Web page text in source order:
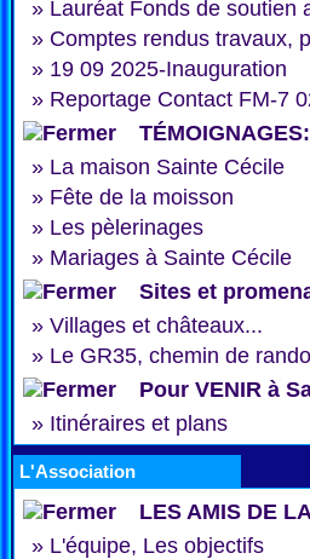
» Lauréat Fonds de soutien
» Comptes rendus travaux,
» 19 09 2025-Inauguration
» Reportage Contact FM-7
» La maison Sainte Cécile
» Fête de la moisson
» Les pèlerinages
» Mariages à Sainte Cécile
Sites et
» Villages et châteaux...
» Le GR35, chemin de
Pour VENIR à
» Itinéraires et plans
L'Association
LES AMIS DE
» L'équipe, Les objectifs